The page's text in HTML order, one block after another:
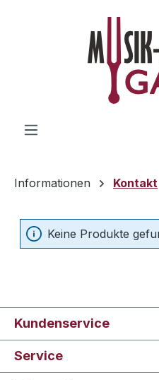
Zum Hauptinhalt springen
Informationen Kontakt
Keine Produkte
Kundenservice
Service